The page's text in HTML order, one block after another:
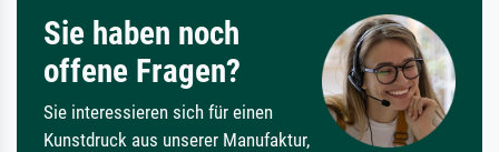
Sie haben noch
offene Fragen?
Sie interessieren sich für einen
Kunstdruck aus unserer Manufaktur,